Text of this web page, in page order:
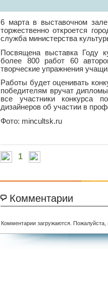
6 марта в выставочном
торжественно откроется
служба министерства
Посвящена выставка Году
более 800 работ 60
творческие упражнения
Работы будет оценивать
победителям вручат
все участники конкурса
дизайнеров об участии в
Фото: mincultsk.ru
1
Комментарии
Комментарии загружаются. Пожалуйста,